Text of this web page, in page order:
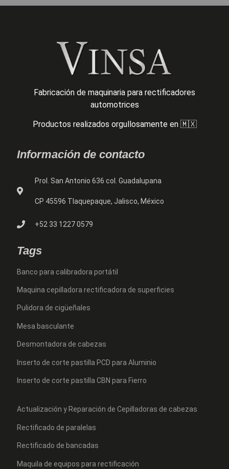
Fabricación de maquinaria para rectificadores
automotrices
Productos realizados orgullosamente en 🇲🇽
Información de contacto
Prol. San Antonio 636 col. Guadalupana
CP 45596 Tlaquepaque, Jalisco, México
+52 33 1227 0579
Tags
Banco para calibradora portátil
Maquina cepilladora rectificadora de superficies
Pulidora de cigüeñales
Mesa basculante
Desmontadora de cabezas
Inserto de corte pastilla PCD para Aluminio
Inserto de corte pastilla CBN para Fierro
Actualización y Reparación de Cepilladoras de cabezas
Rectificado de paralelas
Rectificado de bancadas
Maquila de equipos para rectificación